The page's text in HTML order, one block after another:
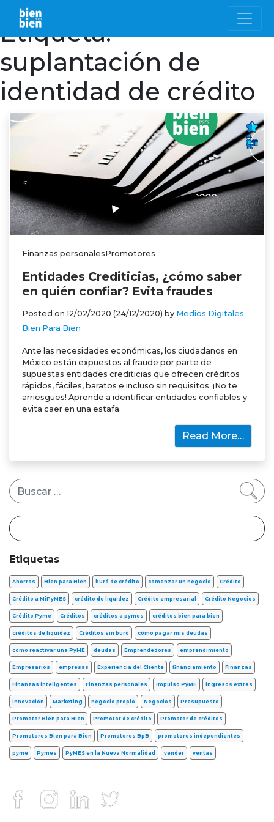
Etiqueta:
suplantación de
identidad de crédito
Finanzas personalesPromotores
Entidades Crediticias, ¿cómo saber
en quién confiar? Evita fraudes
Posted on12/02/2020 (24/12/2020) by Medios Digitales
Bien Para Bien
Ante las necesidades económicas, los ciudadanos en
México están expuestos al fraude por parte de
supuestas entidades crediticias que ofrecen créditos
rápidos, fáciles, baratos e incluso sin requisitos. ¡No te
arriesgues! Aprende a identificar entidades confiables y
evita caer en una estafa.
Read More…
Buscar
Etiquetas
Ahorros Bien para Bien buró de crédito comenzar un negocio Crédito
Crédito a MiPyMES crédito de liquidez Crédito empresarial Crédito Negocios
Crédito Pyme Créditos créditos a pymes créditos bien para bien
créditos de liquidez Créditos sin buró cómo pagar mis deudas
cómo reactivar una PyME deudas Emprendedores emprendimiento
Empresarios empresas Experiencia del Cliente financiamiento Finanzas
Finanzas inteligentes Finanzas personales Impulso PyME ingresos extras
innovación Marketing negocio propio Negocios Presupuesto
Promotor Bien para Bien Promotor de crédito Promotor de créditos
Promotores Bien para Bien Promotores BpB promotores independientes
pyme Pymes PyMES en la Nueva Normalidad vender ventas